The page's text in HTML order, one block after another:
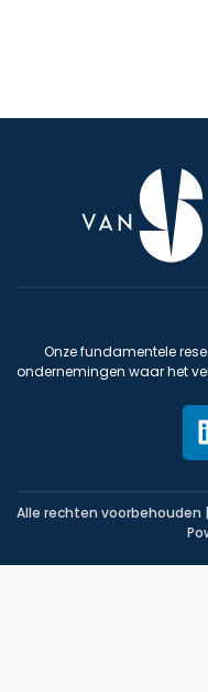
Onze fundamentele
ondernemingen waar het
Alle rechten voorbehouden